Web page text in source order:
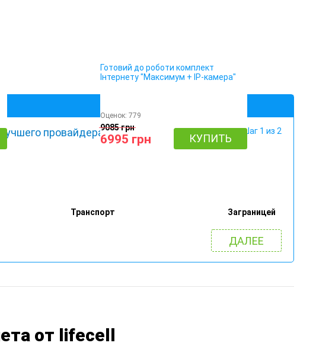
Готовий до роботи комплект
Інтернету "Максимум + IP-камера"
Оценок: 779
9085 грн
6995 грн КУПИТЬ
провайдера!): Шаг 1 из 2
Транспорт Заграницей
ДАЛЕЕ
от lifecell